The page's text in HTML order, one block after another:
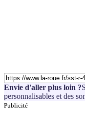
Envie d'aller plus loin ?
personnalisables et des
Publicité